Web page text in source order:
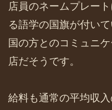
店員のネームプレー
る語学の国旗が付い
国の方とのコミュニ
店だそうです。
給料も通常の平均収